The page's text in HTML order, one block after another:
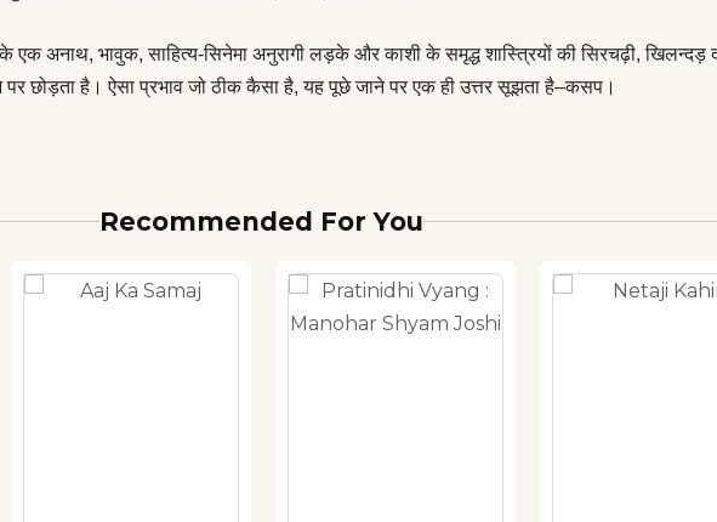
प्रभाव मन पर छोड़ता है। ऐसा प्रभाव जो ठीक कैसा है, यह पूछे जाने पर
है–कसप।
अनाथ, भावुक, साहित्य-सिनेमा अनुरागी लड़के और काशी के समृद्ध शास्त्रियों की सिरचढ़ी, खिलन्दड़
पर छोड़ता है। ऐसा प्रभाव जो ठीक कैसा है, यह पूछे जाने पर एक ही उत्तर सूझता है–कसप।
Recommended For You